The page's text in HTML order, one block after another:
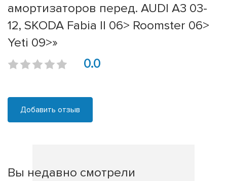
амортизаторов перед. AUDI A3 03-
12, SKODA Fabia II 06> Roomster 06>
Yeti 09>»
0.0
Добавить отзыв
Вы недавно смотрели